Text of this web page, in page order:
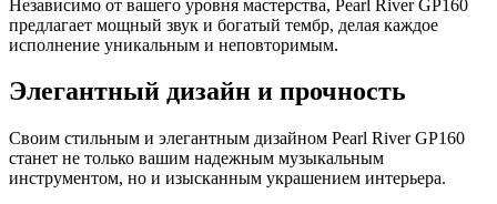
Независимо от вашего уровня мастерства, Pearl River GP160
предлагает мощный звук и богатый тембр, делая каждое
исполнение уникальным и неповторимым.
Элегантный дизайн и прочность
Своим стильным и элегантным дизайном Pearl River GP160
станет не только вашим надежным музыкальным
инструментом, но и изысканным украшением интерьера.